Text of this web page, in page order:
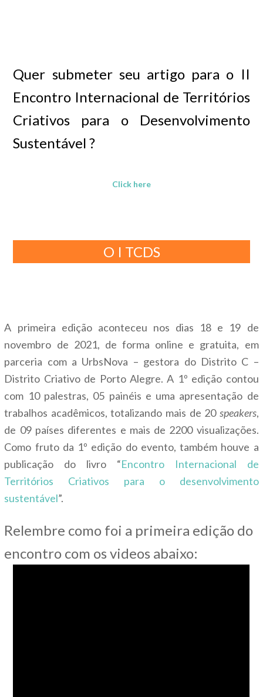
Quer submeter seu artigo para o II
Encontro Internacional de Territórios
Criativos para o Desenvolvimento
Sustentável ?
Click here
O I TCDS
A primeira edição aconteceu nos dias 18 e 19 de
novembro de 2021, de forma online e gratuita, em
parceria com a UrbsNova – gestora do Distrito C –
Distrito Criativo de Porto Alegre. A 1º edição contou
com 10 palestras, 05 painéis e uma apresentação de
trabalhos acadêmicos, totalizando mais de 20 speakers,
de 09 países diferentes e mais de 2200 visualizações.
Como fruto da 1º edição do evento, também houve a
publicação do livro “Encontro Internacional de
Territórios Criativos para o desenvolvimento
sustentável”.
Relembre como foi a primeira edição do
encontro com os videos abaixo: